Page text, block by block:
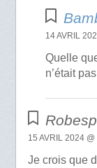
14 AVRIL
Quelle
n’était
15 AVRIL 2024 @
Je crois que